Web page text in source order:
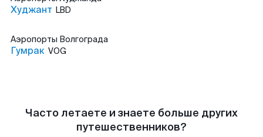
Худжант LBD
Аэропорты Волгограда
Гумрак VOG
Часто летаете и знаете больше других
путешественников?